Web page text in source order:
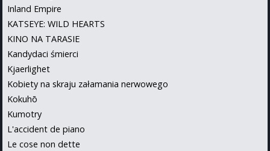
Inland Empire
KATSEYE: WILD HEARTS
KINO NA TARASIE
Kandydaci śmierci
Kjaerlighet
Kobiety na skraju załamania nerwowego
Kokuhō
Kumotry
L'accident de piano
Le cose non dette